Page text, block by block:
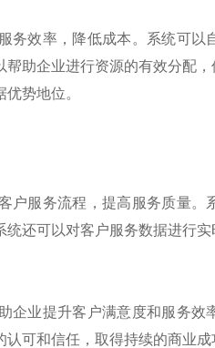
务效率，降低成本。系统可以
助企业进行资源的有效分配
势地位。
户服务流程，提高服务质量。
还可以对客户服务数据进行
企业提升客户满意度和服务
可和信任，取得持续的商业